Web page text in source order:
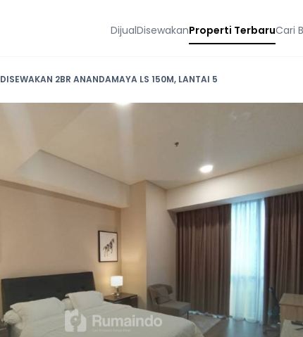
DijualDisewakanProperti TerbaruCari
DISEWAKAN 2BR ANANDAMAYA LS 150M, LANTAI 5